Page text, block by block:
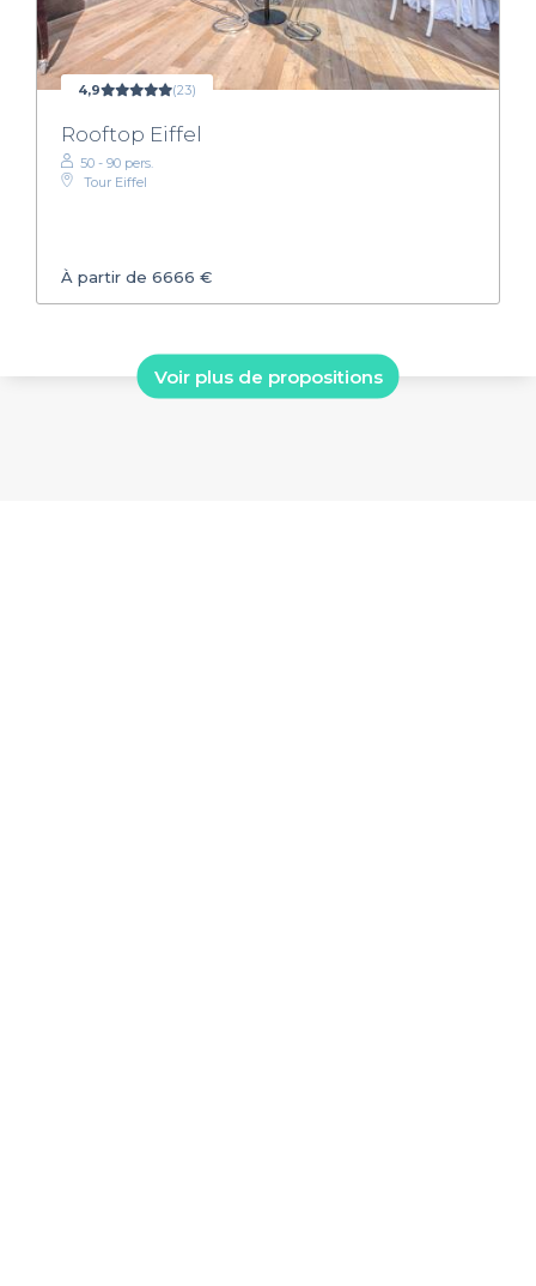
4,9 (23)
Rooftop Eiffel
50 - 90 pers.
Tour Eiffel
À partir de 6666 €
Voir plus de propositions